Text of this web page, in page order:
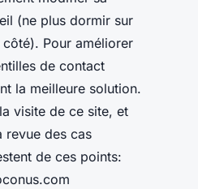
(ne plus dormir sur
Pour améliorer
de contact
la meilleure solution.
visite de ce site, et
revue des cas
de ces points: